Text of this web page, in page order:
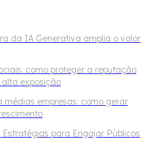
da IA Generativa amplia o valor
como proteger a reputação
exposição
médias empresas: como gerar
para Engajar Públicos